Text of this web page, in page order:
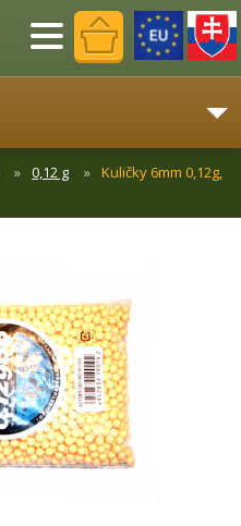
Menu
0,12 g
Kuličky 6mm 0,12g,